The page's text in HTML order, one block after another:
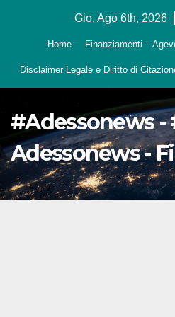
Gio. Ago 6th, 2026
Home Finanziamenti –
Disclaimer Legale e Diritto di
#Adessonews -
Adessonews -